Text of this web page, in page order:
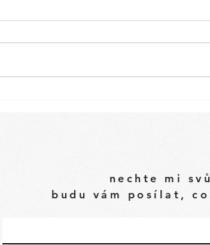
nechte mi
budu vám posílat,